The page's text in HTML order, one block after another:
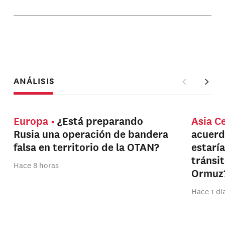
ANÁLISIS
Europa
¿Está preparando
Rusia una operación de bandera
falsa en territorio de la OTAN?
Hace 8 horas
Asia
Hace 1